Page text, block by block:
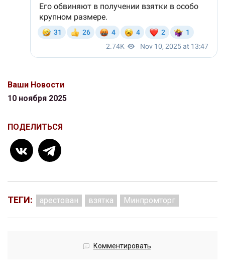
Ваши Новости
10 ноября 2025
ПОДЕЛИТЬСЯ
ТЕГИ: арестован взятка Минпромторг
Комментировать